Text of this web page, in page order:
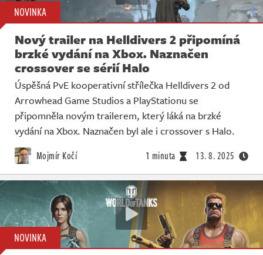
NOVINKA
Nový trailer na Helldivers 2 připomíná
brzké vydání na Xbox. Naznačen
crossover se sérií Halo
Úspěšná PvE kooperativní střílečka Helldivers 2 od
Arrowhead Game Studios a PlayStationu se
připomněla novým trailerem, který láká na brzké
vydání na Xbox. Naznačen byl ale i crossover s Halo.
Mojmír Kočí 1 minuta 13. 8. 2025
NOVINKA